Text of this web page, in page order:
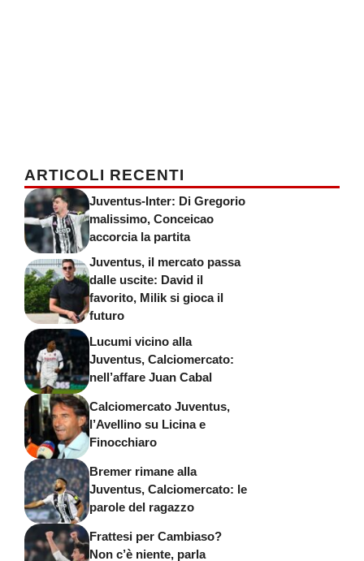
ARTICOLI RECENTI
Juventus-Inter: Di Gregorio
malissimo, Conceicao
accorcia la partita
Juventus, il mercato passa
dalle uscite: David il
favorito, Milik si gioca il
futuro
Lucumi vicino alla
Juventus, Calciomercato:
nell’affare Juan Cabal
Calciomercato Juventus,
l’Avellino su Licina e
Finocchiaro
Bremer rimane alla
Juventus, Calciomercato: le
parole del ragazzo
Frattesi per Cambiaso?
Non c’è niente, parla